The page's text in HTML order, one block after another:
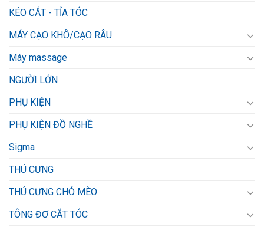
KÉO CẮT - TỈA TÓC
MÁY CẠO KHÔ/CẠO RÂU
Máy massage
NGƯỜI LỚN
PHỤ KIỆN
PHỤ KIỆN ĐỒ NGHỀ
Sigma
THÚ CƯNG
THÚ CƯNG CHÓ MÈO
TÔNG ĐƠ CẮT TÓC